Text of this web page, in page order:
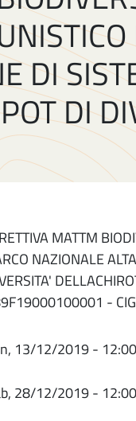
DI
DI
MATTM
NAZIONALE
-
13/12/2019 - 12:00
28/12/2019 - 12:00